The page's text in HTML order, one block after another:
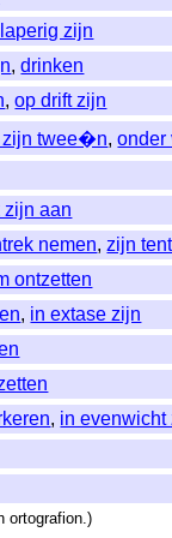
zijn
,drinken
,op drift zijn
zijn twee�n,onder
zijn aan
nemen,zijn
ontzetten
, in extase zijn
, in evenwicht
ortografion.)